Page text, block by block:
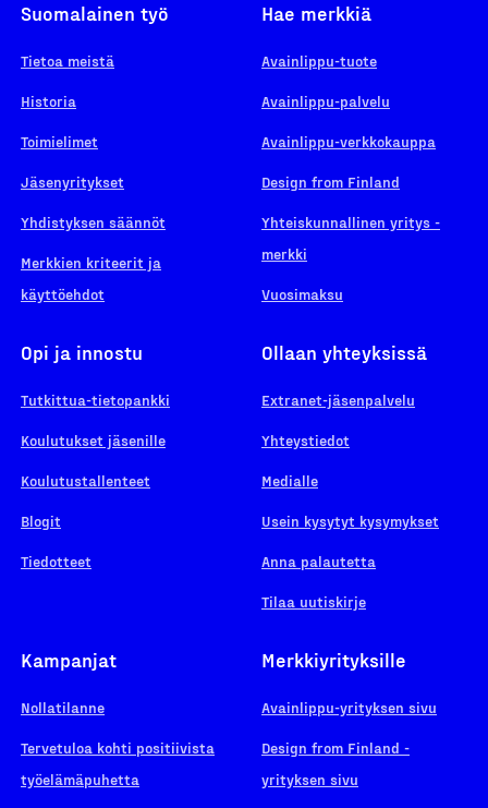
Suomalainen työ
Tietoa meistä
Historia
Toimielimet
Jäsenyritykset
Yhdistyksen säännöt
Merkkien kriteerit ja
käyttöehdot
Hae merkkiä
Avainlippu-tuote
Avainlippu-palvelu
Avainlippu-verkkokauppa
Design from Finland
Yhteiskunnallinen yritys -
merkki
Vuosimaksu
Opi ja innostu
Tutkittua-tietopankki
Koulutukset jäsenille
Koulutustallenteet
Blogit
Tiedotteet
Ollaan yhteyksissä
Extranet-jäsenpalvelu
Yhteystiedot
Medialle
Usein kysytyt kysymykset
Anna palautetta
Tilaa uutiskirje
Kampanjat
Nollatilanne
Tervetuloa kohti positiivista
työelämäpuhetta
Merkkiyrityksille
Avainlippu-yrityksen sivu
Design from Finland -
yrityksen sivu